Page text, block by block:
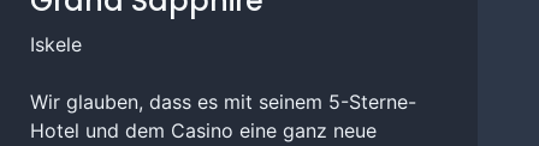
Iskele
Wir glauben, dass es mit seinem 5-Sterne-
Hotel und dem Casino eine ganz neue